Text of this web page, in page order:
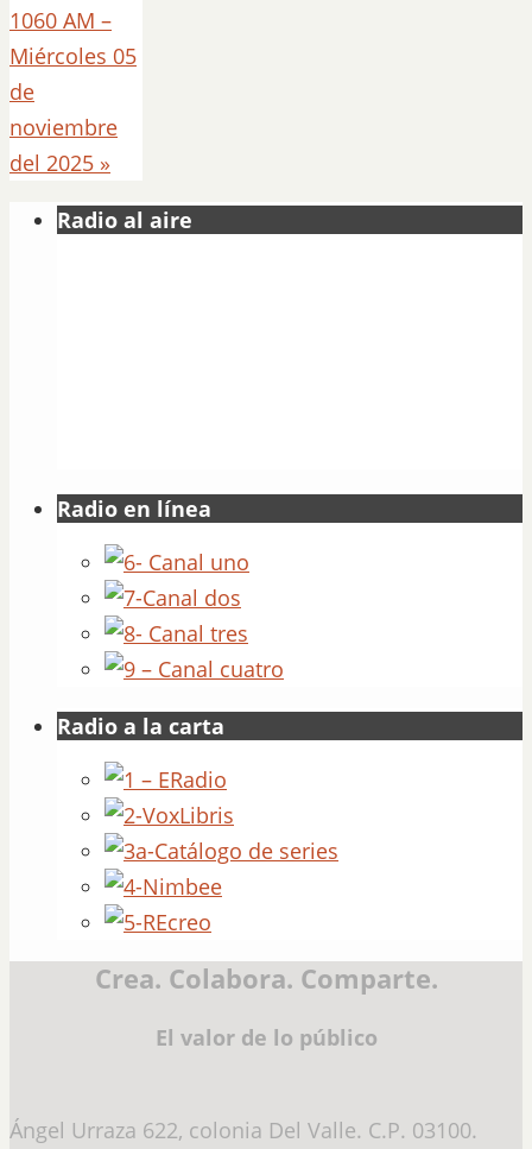
1060 AM –
Miércoles 05
de
noviembre
del 2025 »
Radio al aire
Radio en línea
Radio a la carta
Crea. Colabora. Comparte.
El valor de lo público
Ángel Urraza 622, colonia Del Valle. C.P. 03100.